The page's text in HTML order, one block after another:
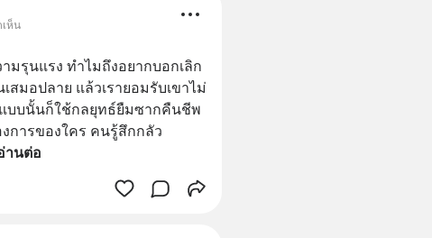
ห็น
รุนแรง ทำไมถึงอยากบอกเลิก
สมอปลาย แล้วเรายอมรับเขาไม่
บบนั้นก็ใช้กลยุทธ์ยืมซากคืนชีพ
การของใคร คนรู้สึกกลัว
านต่อ